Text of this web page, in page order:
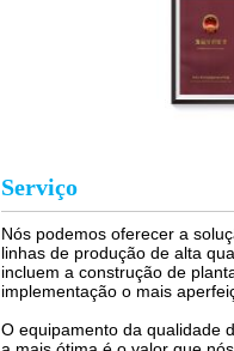
Serviço
Nós podemos oferecer a
linhas de produção de alta
incluem a construção de
implementação o mais
O equipamento da qualidade